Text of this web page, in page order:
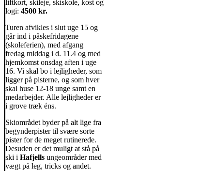
liftkort, skileje, skiskole, kost og
logi: 4500 kr.
Turen afvikles i slut uge 15 og
går ind i påskefridagene
(skoleferien), med afgang
fredag middag i d. 11.4 og med
hjemkomst onsdag aften i uge
16. Vi skal bo i lejligheder, som
ligger på pisterne, og som hver
skal huse 12-18 unge samt en
medarbejder. Alle lejligheder er
i grove træk éns.
Skiområdet byder på alt lige fra
begynderpister til svære sorte
pister for de meget rutinerede.
Desuden er det muligt at stå på
ski i Hafjells ungeområder med
vægt på leg, tricks og andet.